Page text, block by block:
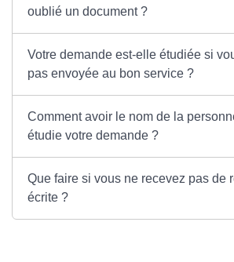
oublié un document ?
Votre demande est-elle étudiée si
pas envoyée au bon service ?
Comment avoir le nom de la
étudie votre demande ?
Que faire si vous ne recevez pas de
écrite ?